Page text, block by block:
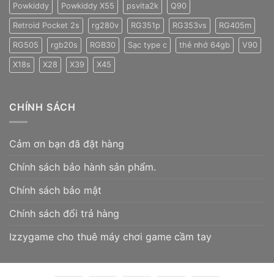
Powkiddy Powkiddy X55 psvita2k Q90
Retroid Pocket 2s rg280v RG351p RG353vs RG405m
RG505 rgb20s RGB30 Sạc type c thẻ nhớ 64gb V90
X18s X28 X39 X45
CHÍNH SÁCH
Cảm ơn bạn đã đặt hàng
Chính sách bảo hành sản phẩm.
Chính sách bảo mật
Chính sách đổi trả hàng
Izzygame cho thuê máy chơi game cầm tay